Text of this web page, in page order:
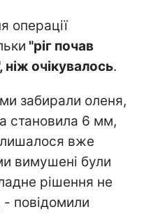
операції
"ріг почав
очікувалось.
забирали оленя,
становила 6 мм,
вже
вимушені були
рішення не
- повідомили